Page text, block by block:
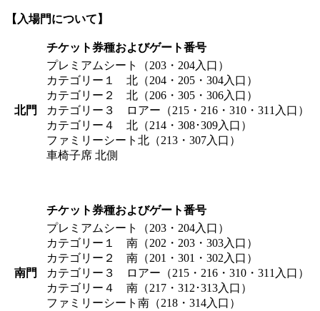
【入場門について】
チケット券種およびゲート番号
北門
プレミアムシート（203・204入口）
カテゴリー１ 北（204・205・304入口）
カテゴリー２ 北（206・305・306入口）
カテゴリー３ ロアー（215・216・310・311入口）
カテゴリー４ 北（214・308･309入口）
ファミリーシート北（213・307入口）
車椅子席 北側
チケット券種およびゲート番号
南門
プレミアムシート（203・204入口）
カテゴリー１ 南（202・203・303入口）
カテゴリー２ 南（201・301・302入口）
カテゴリー３ ロアー（215・216・310・311入口）
カテゴリー４ 南（217・312･313入口）
ファミリーシート南（218・314入口）